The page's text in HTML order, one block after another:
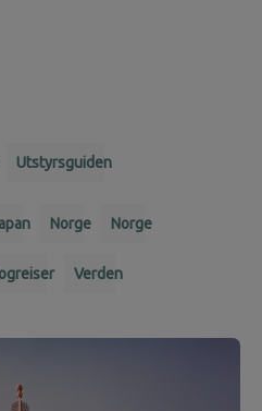
Utstyrsguiden
Norge Norge
Verden